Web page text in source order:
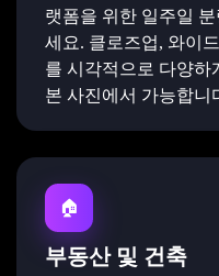
랫폼을 위한 일주일
세요. 클로즈업, 와이
를 시각적으로 다양
본 사진에서 가능합니
🏠
부동산 및 건축